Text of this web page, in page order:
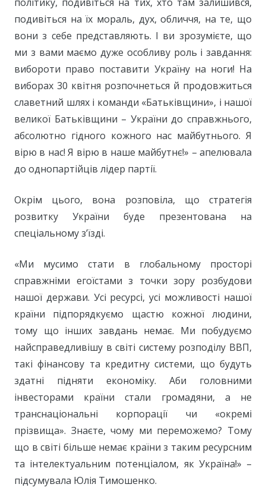
подивіться на їх мораль, дух, обличчя, на те, що
вони з себе представляють. І ви зрозумієте, що
ми з вами маємо дуже особливу роль і завдання:
вибороти право поставити Україну на ноги! На
виборах 30 квітня розпочнеться й продовжиться
славетний шлях і команди «Батьківщини», і нашої
великої Батьківщини – України до справжнього,
абсолютно гідного кожного нас майбутнього. Я
вірю в нас! Я вірю в наше майбутнє!» – апелювала
до однопартійців лідер партії.
Окрім цього, вона розповіла, що стратегія
розвитку України буде презентована на
спеціальному з’їзді.
«Ми мусимо стати в глобальному просторі
справжніми егоїстами з точки зору розбудови
нашої держави. Усі ресурсі, усі можливості нашої
країни підпорядкуємо щастю кожної людини,
тому що інших завдань немає. Ми побудуємо
найсправедливішу в світі систему розподілу ВВП,
такі фінансову та кредитну системи, що будуть
здатні підняти економіку. Аби головними
інвесторами країни стали громадяни, а не
транснаціональні корпорації чи «окремі
прізвища». Знаєте, чому ми переможемо? Тому
що в світі більше немає країни з таким ресурсним
та інтелектуальним потенціалом, як Україна!» –
підсумувала Юлія Тимошенко.